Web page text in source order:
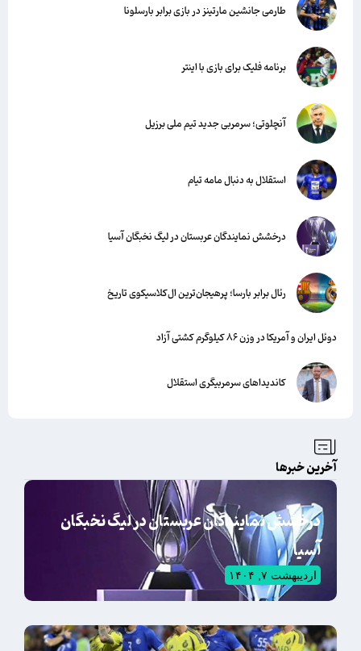
طارمی جانشین مارتینز در بازی برابر بارسلونا
برنامه فلیک برای بازی با اینتر
آنچلوتی؛ سرمربی جدید تیم ملی برزیل
استقلال به دنبال مامه تیام
درخشش نمایندگان عربستان در لیگ نخبگان آسیا
رئال برابر بارسا؛ پرهیجان‌‌ترین ال‌کلاسیکوی تاریخ
دوئل ایران و آمریکا در وزن ۸۶ کیلوگرم کشتی آزاد
کاندیداهای سرمربیگری استقلال
آخرین خبرها
درخشش نمایندگان عربستان در لیگ نخبگان
آسیا
اردیبهشت ۷, ۱۴۰۴